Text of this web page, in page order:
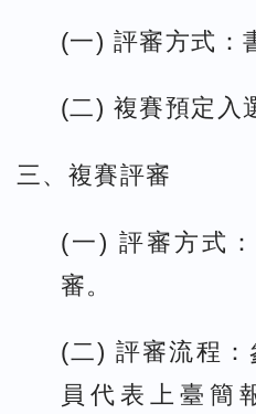
(一) 評審方式：
(二) 複賽預定入
三、複賽評審
(一) 評審方式
審。
(二) 評審流程
員代表上臺簡